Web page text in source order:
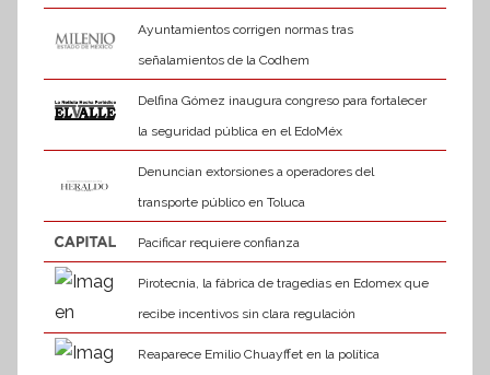
Ayuntamientos corrigen normas tras
señalamientos de la Codhem
Delfina Gómez inaugura congreso para fortalecer
la seguridad pública en el EdoMéx
Denuncian extorsiones a operadores del
transporte público en Toluca
Pacificar requiere confianza
Pirotecnia, la fábrica de tragedias en Edomex que
recibe incentivos sin clara regulación
Reaparece Emilio Chuayffet en la política